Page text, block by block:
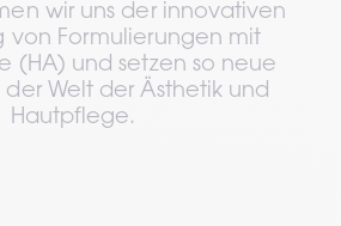
wir uns der innovativen
von Formulierungen mit
(HA) und setzen so neue
Welt der Ästhetik und
Hautpflege.